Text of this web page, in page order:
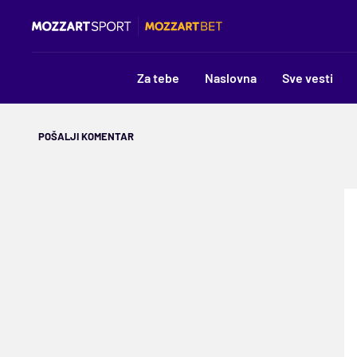
Za tebe Naslovna Sve vesti
POŠALJI KOMENTAR